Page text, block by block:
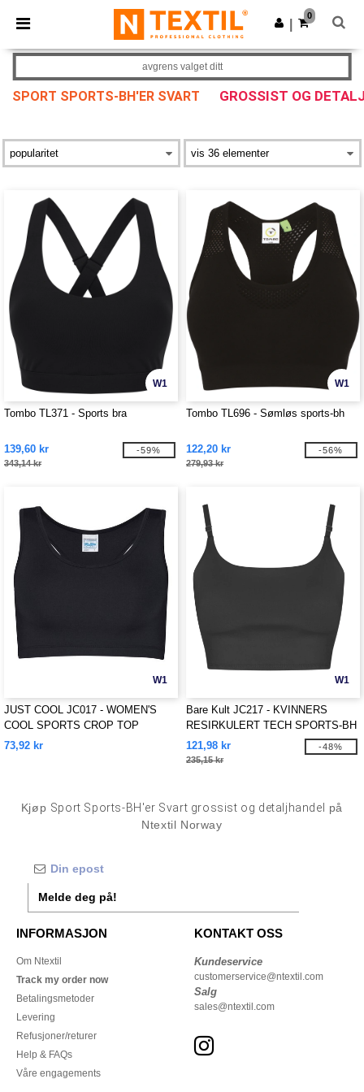
× Ntextil-app
Bedre priser i appen!
Last ned app
0
SPORT SPORTS-BH'ER SVART GROSSIST OG
avgrens valget ditt
W1
Tombo TL371 - Sports bra
139,60 kr
343,14 kr
-59%
W1
Tombo TL696 - Sømløs sports-bh
122,20 kr
279,93 kr
-56%
W1
JUST COOL JC017 - WOMEN'S
COOL SPORTS CROP TOP
73,92 kr
W1
Bare Kult JC217 - KVINNERS
RESIRKULERT TECH SPORTS-BH
121,98 kr
235,15 kr
-48%
Kjøp Sport Sports-BH'er Svart grossist og detaljhandel
på
Ntextil Norway
Melde deg på!
INFORMASJON
Om Ntextil
Track my order now
Betalingsmetoder
Levering
Refusjoner/returer
Help & FAQs
Våre engagements
KONTAKT OSS
Kundeservice
customerservice@ntextil.com
Salg
sales@ntextil.com